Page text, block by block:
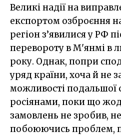
Великі надії на
експортом озброєння
регіон з’явилися у РФ
перевороту в М'янмі в
року. Однак, попри
уряд країни, хоча й не
можливості подальшої
росіянами, поки що
замовлень не зробив,
побоюючись проблем,